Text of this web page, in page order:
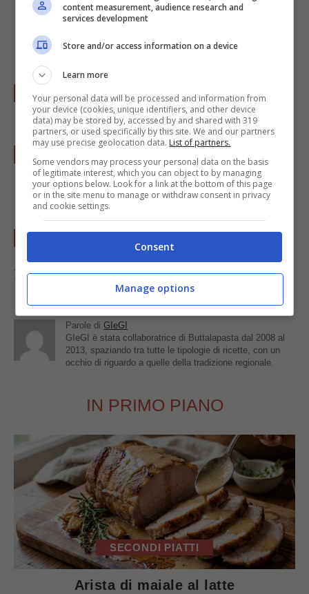
leggermente unta con olio, ricoprite con la
pasta di salsiccia cotta, stendete sopra il
rimanente purè.
Distribuite sopra uniformemente il
formaggio grattugiato.
Fate gratinare in forno a 180 gradi per un
quarto d’ora(alla fine potete usare il grill
per ottenere una golosa crosticina).
Servite caldo o tiepido.
Foto diRusty Clark – On the Air M-F 8am-no
Parole di GIeGI
GIeGI è stata collaboratrice di Buttalapasta dal 2008 al
2013, spaziando tra tutte le tipologie di ricette, con un
occhio di riguardo a quelle della tradizione regionale.
IN PRIMO PIANO
SECONDI PIATTI
Arista di maiale al latte
content measurement, audience research and
services development
Store and/or access information on a device
Learn more
Your personal data will be processed and information from
your device (cookies, unique identifiers, and other device
data) may be stored by, accessed by and shared with 319
partners, or used specifically by this site. We and our partners
may use precise geolocation data. List of partners.
Some vendors may process your personal data on the basis
of legitimate interest, which you can object to by managing
your options below. Look for a link at the bottom of this page
or in the site menu to manage or withdraw consent in privacy
and cookie settings.
Consent
Manage options